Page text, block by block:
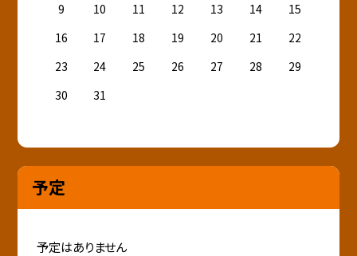
9
10 11 12 13 14
15
16
17 18 19 20 21
22
23
24 25 26 27 28
29
30
31
予定
予定はありません